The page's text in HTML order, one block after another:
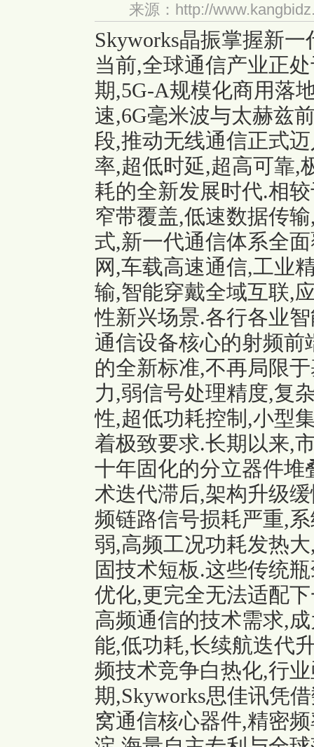
来源：http://
Skyworks晶振掌握新
当前,全球通信产业正
期,5G-A规模化商用落
速,6G毫米波与太赫兹
段,推动无线通信正式
率,超低时延,超高可靠,
耗的全新发展时代.相
窄带覆盖,低速数据传
式,新一代通信体系全
网,车载高速通信,工业
输,智能穿戴全域互联,
性新兴场景.各行各业
通信设备核心的射频
的全新标准,不再局限
力,弱信号处理精度,复
性,超低功耗控制,小型
着极致要求.长期以来,
十年固化的分立器件
术迭代滞后,架构升级
频链路信号损耗严重,
弱,高频工况功耗发热
固技术短板.这些传统
优化,更完全无法适配
高频通信的技术需求,
能,低功耗,长续航迭代
频技术竞争白热化,行
期,Skyworks思佳讯凭
窝通信核心器件,精密